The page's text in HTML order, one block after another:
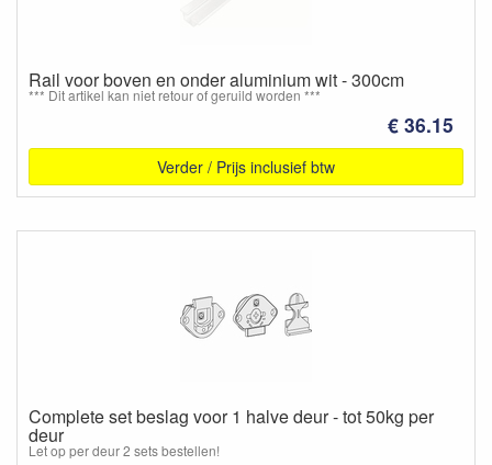
Rail voor boven en onder aluminium wit - 300cm
*** Dit artikel kan niet retour of geruild worden ***
€ 36.15
Verder / Prijs inclusief btw
Complete set beslag voor 1 halve deur - tot 50kg per
deur
Let op per deur 2 sets bestellen!